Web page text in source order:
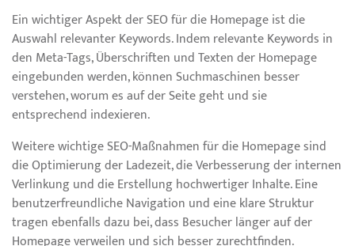
Ein wichtiger Aspekt der SEO für die Homepage ist die
Auswahl relevanter Keywords. Indem relevante Keywords in
den Meta-Tags, Überschriften und Texten der Homepage
eingebunden werden, können Suchmaschinen besser
verstehen, worum es auf der Seite geht und sie
entsprechend indexieren.
Weitere wichtige SEO-Maßnahmen für die Homepage sind
die Optimierung der Ladezeit, die Verbesserung der internen
Verlinkung und die Erstellung hochwertiger Inhalte. Eine
benutzerfreundliche Navigation und eine klare Struktur
tragen ebenfalls dazu bei, dass Besucher länger auf der
Homepage verweilen und sich besser zurechtfinden.